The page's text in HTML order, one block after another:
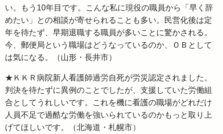
い。もう10年目です。こんな私に現役の職員から「早く辞
めたい」との相談が寄せられることも多い。民営化後は定
年を待たず、早期退職する職員が多いことに驚かされる。
今、郵便局という職場はどうなっているのか、ＯＢとして
は気になる。（山形・長井市）
★ＫＫＲ病院新人看護師過労自死が労災認定されました。
判決を待たずに異例のことでしたが、支援していた労働組
合としてうれしいです。これを機に看護の職場がどれだけ
人員不足で過酷な労働を強いられているのかもっと取り上
げてほしいです。（北海道・札幌市）